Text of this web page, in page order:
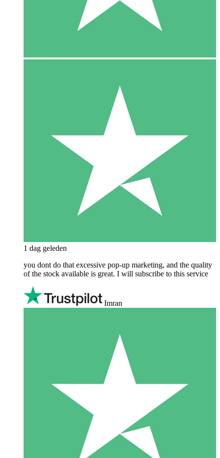
1 dag geleden
you dont do that excessive pop-up marketing, and the quality
of the stock available is great. I will subscribe to this service
Imran